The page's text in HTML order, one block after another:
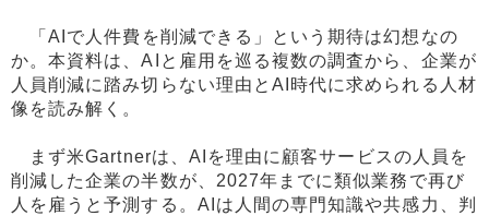
「AIで人件費を削減できる」という期待は幻想なの
か。本資料は、AIと雇用を巡る複数の調査から、企業が
人員削減に踏み切らない理由とAI時代に求められる人材
像を読み解く。
まず米Gartnerは、AIを理由に顧客サービスの人員を
削減した企業の半数が、2027年までに類似業務で再び
人を雇うと予測する。AIは人間の専門知識や共感力、判